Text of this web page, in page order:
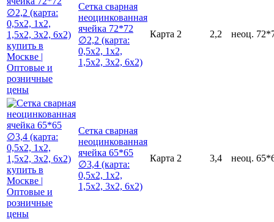
Сетка сварная
неоцинкованная
ячейка 72*72
∅2,2 (карта:
0,5х2, 1х2,
1,5х2, 3х2, 6х2)
Карта 2 2,2 неоц.
Сетка сварная
неоцинкованная
ячейка 65*65
∅3,4 (карта:
0,5х2, 1х2,
1,5х2, 3х2, 6х2)
Карта 2 3,4 неоц.